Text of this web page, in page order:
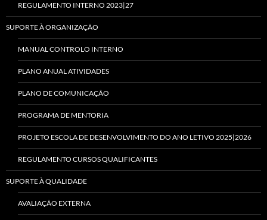
REGULAMENTO INTERNO 2023|27
SUPORTE À ORGANIZAÇÃO
MANUAL CONTROLO INTERNO
PLANO ANUAL ATIVIDADES
PLANO DE COMUNICAÇÃO
PROGRAMA DE MENTORIA
PROJETO ESCOLA DE DESENVOLVIMENTO DO ANO LETIVO 2025|2026
REGULAMENTO CURSOS QUALIFICANTES
SUPORTE À QUALIDADE
AVALIAÇÃO EXTERNA